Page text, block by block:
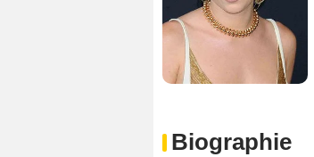
Biographie